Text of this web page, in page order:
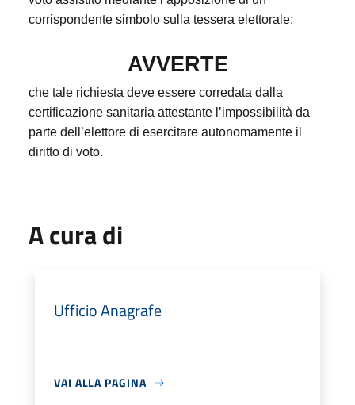
corrispondente simbolo sulla tessera elettorale;
AVVERTE
che tale richiesta deve essere corredata dalla
certificazione sanitaria attestante l’impossibilità da
parte dell’elettore di esercitare autonomamente il
diritto di voto.
A cura di
Ufficio Anagrafe
VAI ALLA PAGINA